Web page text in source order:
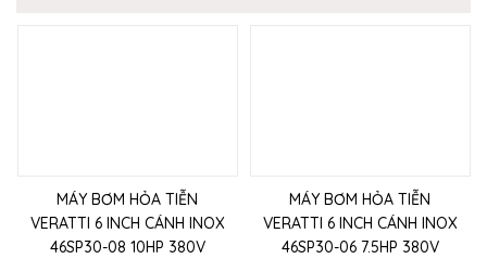
MÁY BƠM HỎA TIỄN
VERATTI 6 INCH CÁNH INOX
46SP30-08 10HP 380V
MÁY BƠM HỎA TIỄN
VERATTI 6 INCH CÁNH INOX
46SP30-06 7.5HP 380V